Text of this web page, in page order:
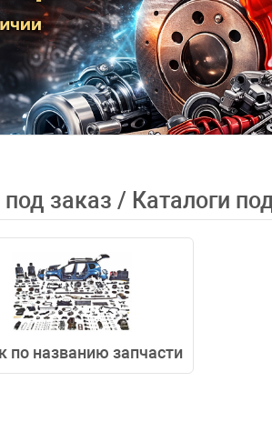
под заказ / Каталоги
по названию запчасти